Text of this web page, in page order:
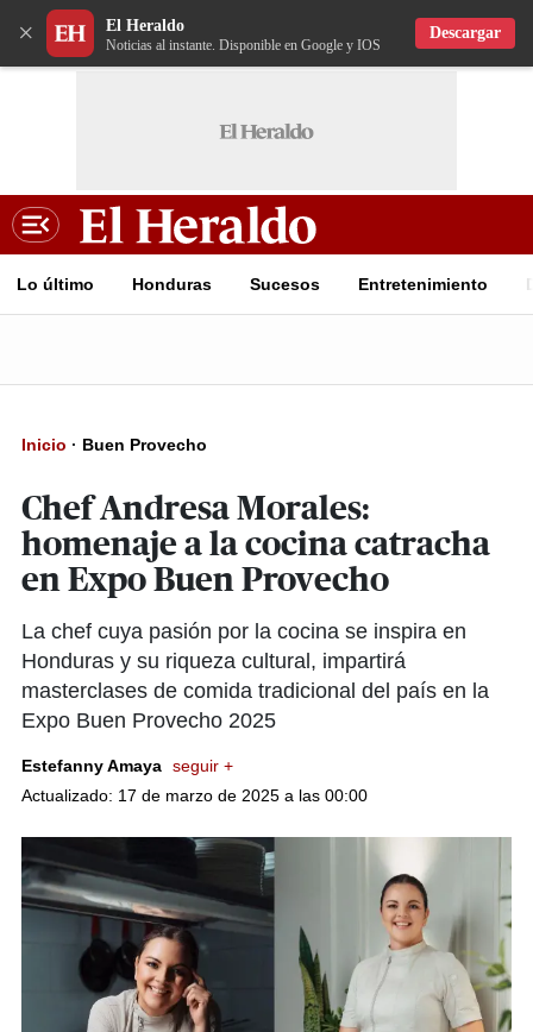
× El Heraldo
Noticias al instante. Disponible en Google y IOS
Descargar
Lo último Honduras Sucesos Entretenimiento
Inicio · Buen Provecho
Chef Andresa Morales:
homenaje a la cocina catracha
en Expo Buen Provecho
La chef cuya pasión por la cocina se inspira en
Honduras y su riqueza cultural, impartirá
masterclases de comida tradicional del país en la
Expo Buen Provecho 2025
Estefanny Amaya seguir +
Actualizado: 17 de marzo de 2025 a las 00:00